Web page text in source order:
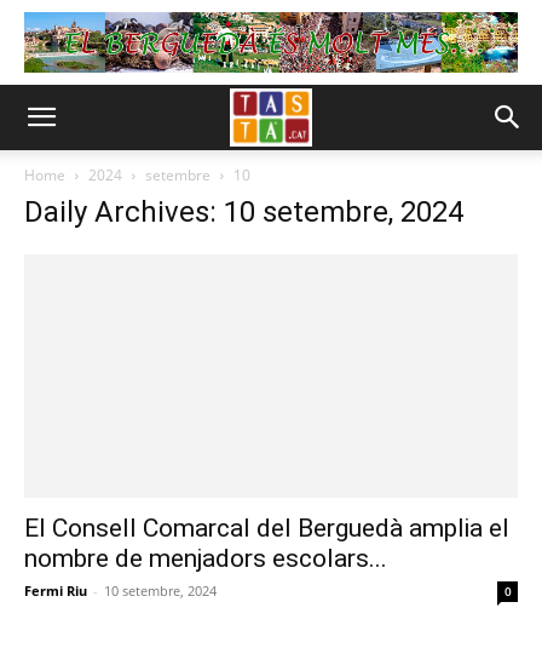
Home 2024 setembre 10
Daily Archives: 10 setembre, 2024
El Consell Comarcal del Berguedà amplia el
nombre de menjadors escolars...
Fermi Riu - 10 setembre, 2024 0